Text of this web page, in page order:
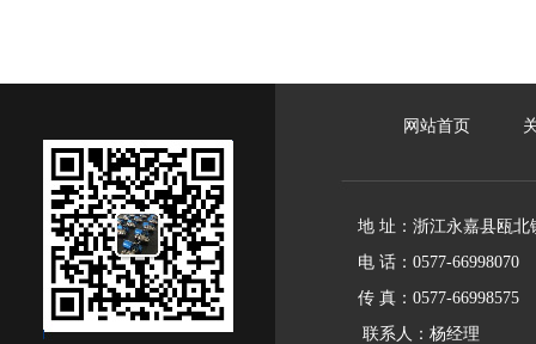
网站首页
地 址： 浙江永嘉县瓯北
电 话：0577-66998070
传 真：0577-66998575
联系人：杨经理